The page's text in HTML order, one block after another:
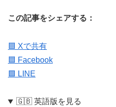
この記事をシェアする：
🟦 Xで共有
🟦 Facebook
🟩 LINE
🇬🇧 英語版を見る